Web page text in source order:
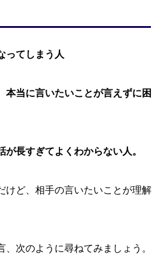
ってしまう人
本当に言いたいことが言えずに困
長すぎてよくわからない人。
けど、相手の言いたいことが理解
次のように尋ねてみましょう。